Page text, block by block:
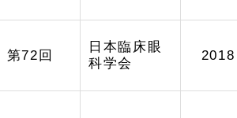
第72回
日本臨床眼
科学会
2018